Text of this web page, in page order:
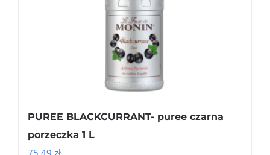
PUREE BLACKCURRANT- puree czarna
porzeczka 1 L
75.49 zł